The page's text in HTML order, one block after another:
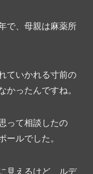
で、母親は麻薬所
ていかれる寸前の
かったんですね。
って相談したの
ールでした。
見えるけど、ルデ